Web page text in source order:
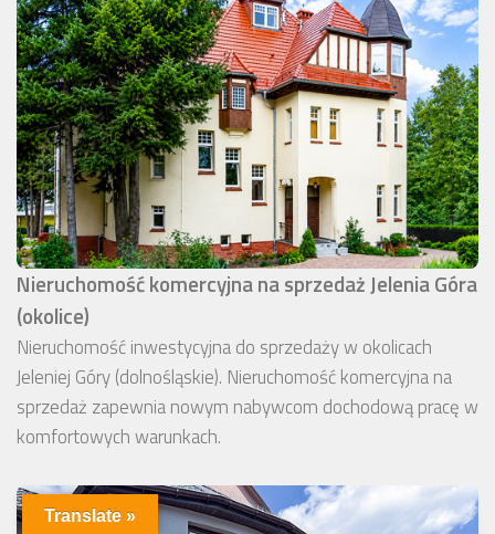
Nieruchomość komercyjna na sprzedaż Jelenia Góra
(okolice)
Nieruchomość inwestycyjna do sprzedaży w okolicach
Jeleniej Góry (dolnośląskie). Nieruchomość komercyjna na
sprzedaż zapewnia nowym nabywcom dochodową pracę w
komfortowych warunkach.
Translate »